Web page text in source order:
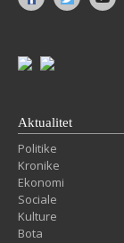
Aktualitet
Politike
Kronike
Ekonomi
Sociale
Kulture
Bota